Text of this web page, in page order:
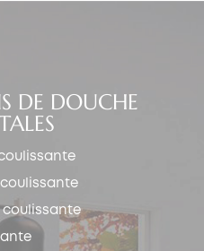
DE DOUCHE
coulissante
coulissante
coulissante